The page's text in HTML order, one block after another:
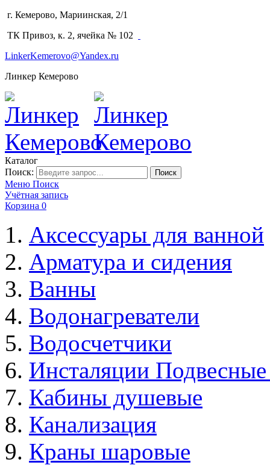
г. Кемерово, Мариинская, 2/1
ТК Привоз, к. 2, ячейка № 102
LinkerKemerovo@Yandex.ru
Линкер Кемерово
Каталог
Поиск:
Поиск
Меню Поиск
Учётная запись
Корзина 0
Аксессуары для ванной
Арматура и сидения
Ванны
Водонагреватели
Водосчетчики
Инсталяции
Кабины душевые
Канализация
Краны шаровые